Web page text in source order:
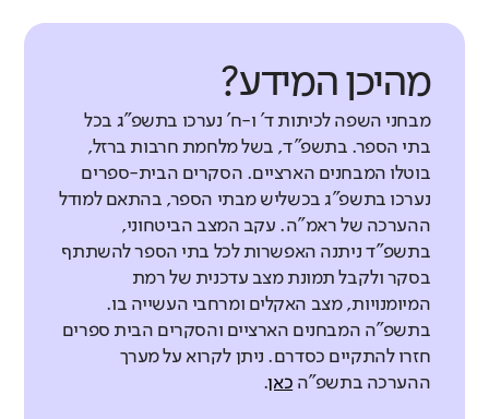
מהיכן המידע?
מבחני השפה לכיתות ד' ו-ח' נערכו בתשפ"ג בכל
בתי הספר. בתשפ"ד, בשל מלחמת חרבות ברזל,
בוטלו המבחנים הארציים. הסקרים הבית-ספרים
נערכו בתשפ"ג בכשליש מבתי הספר, בהתאם למודל
ההערכה של ראמ"ה. עקב המצב הביטחוני,
בתשפ"ד ניתנה האפשרות לכל בתי הספר להשתתף
בסקר ולקבל תמונת מצב עדכנית של רמת
המיומנויות, מצב האקלים ומרחבי העשייה בו.
בתשפ"ה המבחנים הארציים והסקרים הבית ספרים
חזרו להתקיים כסדרם. ניתן לקרוא על מערך
ההערכה בתשפ"ה כאן.